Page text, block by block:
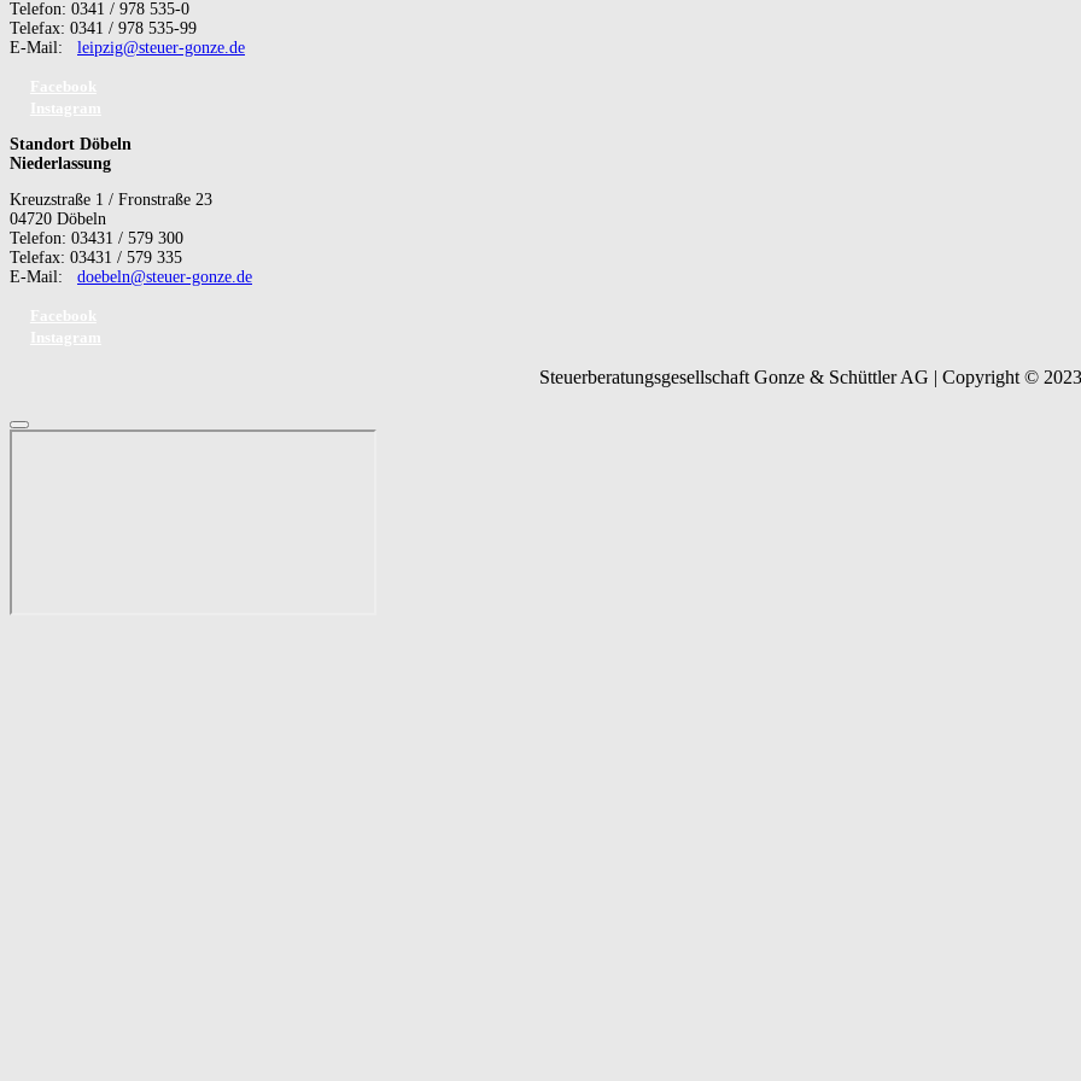
Telefon: 0341 / 978 535-0
Telefax: 0341 / 978 535-99
E-Mail: leipzig@steuer-gonze.de
Standort Döbeln
Niederlassung
Kreuzstraße 1 / Fronstraße 23
04720 Döbeln
Telefon: 03431 / 579 300
Telefax: 03431 / 579 335
E-Mail: doebeln@steuer-gonze.de
Steuerberatungsgesellschaft Gonze & Schüttler AG | Copyright © 2023